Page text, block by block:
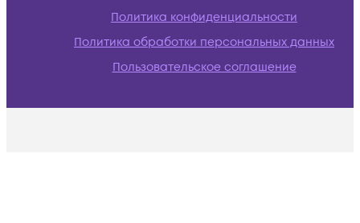
Политика конфиденциальности
Политика обработки персональных данных
Пользовательское соглашение